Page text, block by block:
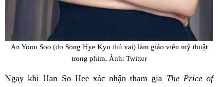
An Yoon Soo (do Song Hye Kyo thủ vai) làm giáo viên mỹ thuật
trong phim. Ảnh: Twitter
Ngay khi Han So Hee xác nhận tham gia The Price of